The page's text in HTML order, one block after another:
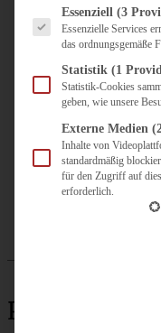
ÜBER MICH
Pie
Es folgt eine Liste der
Essenziell (3
Essenzielle Services
das ordnungsgemäße
Statistik (1
Statistik-Cookies
geben, wie unsere
Externe Medien
Inhalte von
standardmäßig
für den Zugriff auf
erforderlich.